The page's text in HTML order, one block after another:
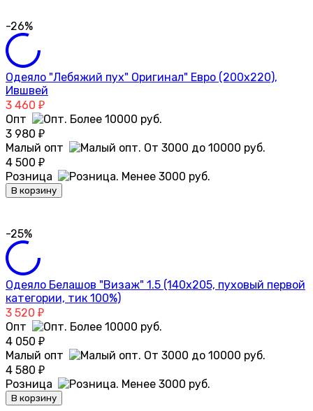
-26%
Одеяло "Лебяжий пух" Оригинал" Евро (200х220),
Ившвей
3 460 ₽
Опт
3 980 ₽
Малый опт
4 500 ₽
Розница
В корзину
-25%
Одеяло Белашов "Визаж" 1.5 (140х205, пуховый первой
категории, тик 100%)
3 520 ₽
Опт
4 050 ₽
Малый опт
4 580 ₽
Розница
В корзину